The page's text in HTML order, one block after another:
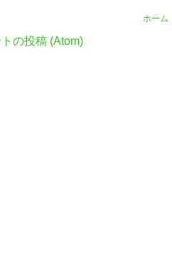
ホーム
の投稿 (Atom)